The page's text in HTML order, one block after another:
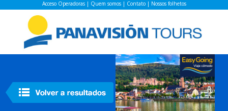
Acceso Operadoras| Quem somos| Contato| Nossos folhetos